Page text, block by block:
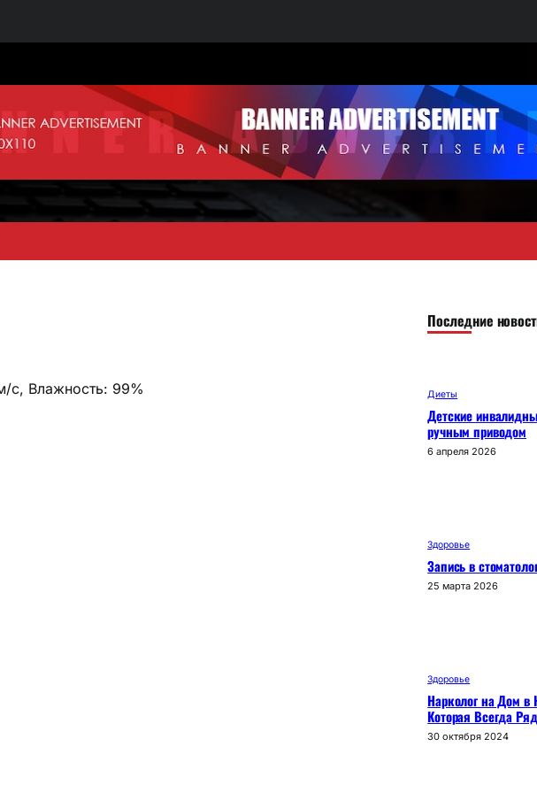
с, Влажность: 99%
Последние
Диеты
Детские
ручным приводом
6 апреля 2026
Здоровье
Запись в
25 марта 2026
Здоровье
Нарколог на Дом в
Которая Всегда
30 октября 2024